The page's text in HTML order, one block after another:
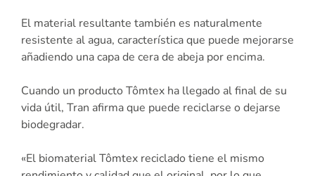
El material resultante también es naturalmente
resistente al agua, característica que puede mejorarse
añadiendo una capa de cera de abeja por encima.
Cuando un producto Tômtex ha llegado al final de su
vida útil, Tran afirma que puede reciclarse o dejarse
biodegradar.
«El biomaterial Tômtex reciclado tiene el mismo